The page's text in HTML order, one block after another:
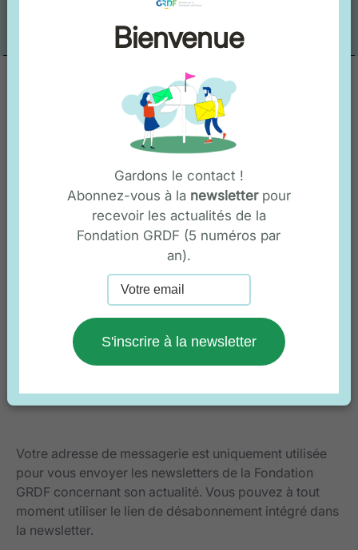
Newsletter
Recevez les dernières actualités de la
Fondation GRDF
Votre adresse de messagerie est uniquement utilisée
pour vous envoyer les newsletters de la Fondation
GRDF concernant son actualité. Vous pouvez à tout
moment utiliser le lien de désabonnement intégré dans
la newsletter.
Bienvenue
Gardons le contact !
Abonnez-vous à la newsletterpour
recevoir les actualités de la
Fondation GRDF (5 numéros par
an).
S'inscrire à la newsletter